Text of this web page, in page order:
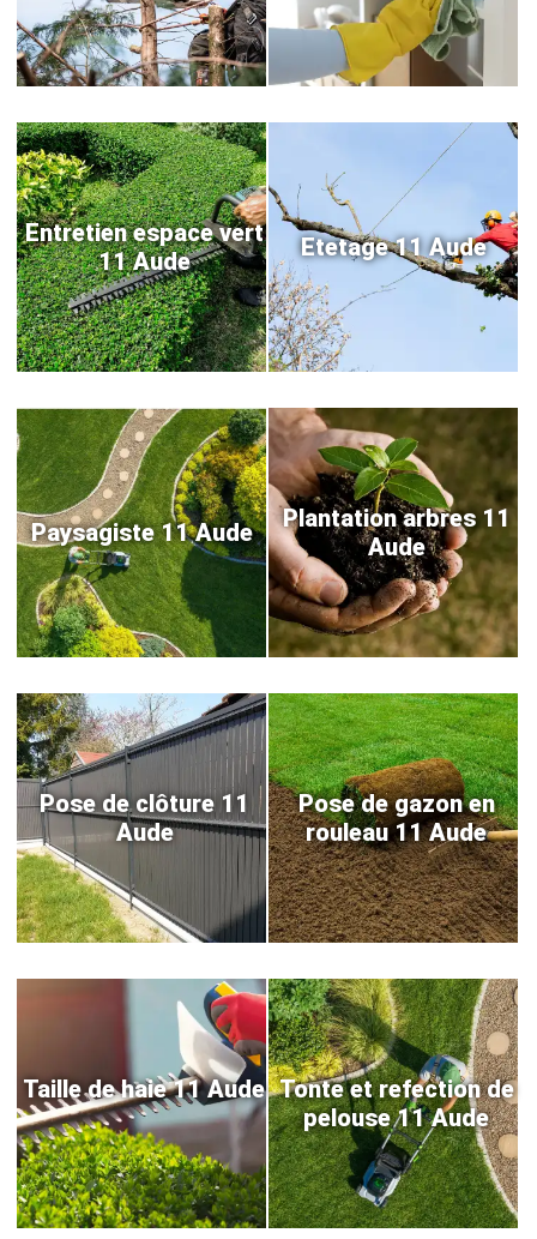
Entretien espace vert
11 Aude
Etetage 11 Aude
Paysagiste 11 Aude
Plantation arbres 11
Aude
Pose de clôture 11
Aude
Pose de gazon en
rouleau 11 Aude
Taille de haie 11 Aude Tonte et refection de
pelouse 11 Aude